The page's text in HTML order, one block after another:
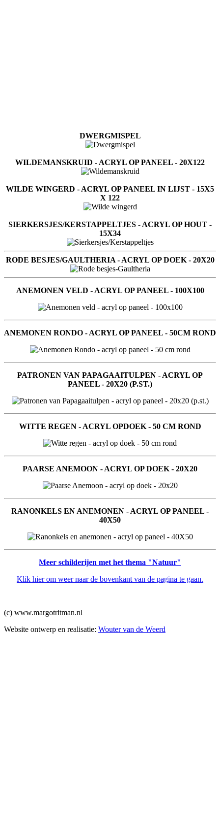
DWERGMISPEL
WILDEMANSKRUID - ACRYL OP PANEEL - 20X122
WILDE WINGERD - ACRYL OP PANEEL IN LIJST - 15X5
X 122
SIERKERSJES/KERSTAPPELTJES - ACRYL OP HOUT -
15X34
RODE BESJES/GAULTHERIA - ACRYL OP DOEK - 20X20
ANEMONEN VELD - ACRYL OP PANEEL - 100X100
ANEMONEN RONDO - ACRYL OP PANEEL - 50CM ROND
PATRONEN VAN PAPAGAAITULPEN - ACRYL OP
PANEEL - 20X20 (P.ST.)
WITTE REGEN - ACRYL OPDOEK - 50 CM ROND
PAARSE ANEMOON - ACRYL OP DOEK - 20X20
RANONKELS EN ANEMONEN - ACRYL OP PANEEL -
40X50
Meer schilderijen met het thema "Natuur"
Klik hier om weer naar de bovenkant van de pagina te gaan.
(c) www.margotritman.nl
Website ontwerp en realisatie: Wouter van de Weerd